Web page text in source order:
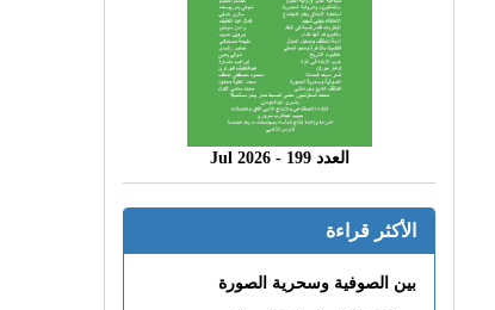
العدد 199 - 2026 Jul
الأكثر قراءة
بين الصوفية وسحرية الصورة